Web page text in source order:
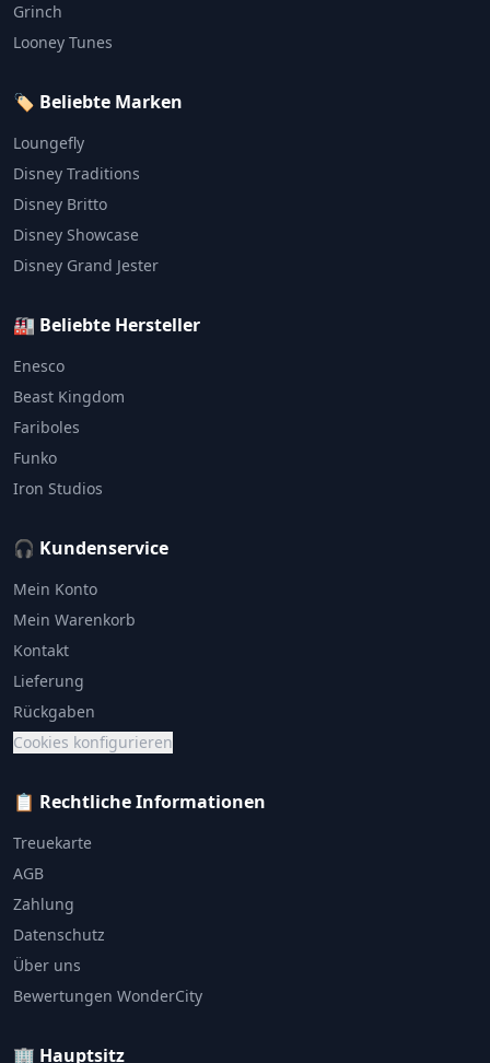
Grinch
Looney Tunes
🏷️ Beliebte Marken
Loungefly
Disney Traditions
Disney Britto
Disney Showcase
Disney Grand Jester
🏭 Beliebte Hersteller
Enesco
Beast Kingdom
Fariboles
Funko
Iron Studios
🎧 Kundenservice
Mein Konto
Mein Warenkorb
Kontakt
Lieferung
Rückgaben
Cookies konfigurieren
📋 Rechtliche Informationen
Treuekarte
AGB
Zahlung
Datenschutz
Über uns
Bewertungen WonderCity
🏢 Hauptsitz